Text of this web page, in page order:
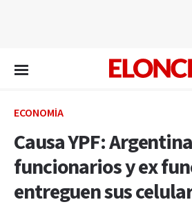
ECONOMÍA
Causa YPF:
funcionarios y ex
entreguen sus